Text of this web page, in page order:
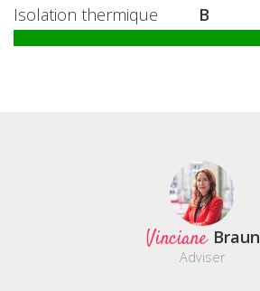
Isolation thermique B
Vinciane Braun
Adviser